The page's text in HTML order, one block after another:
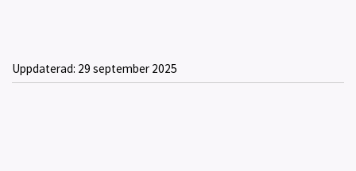
Uppdaterad: 29 september 2025